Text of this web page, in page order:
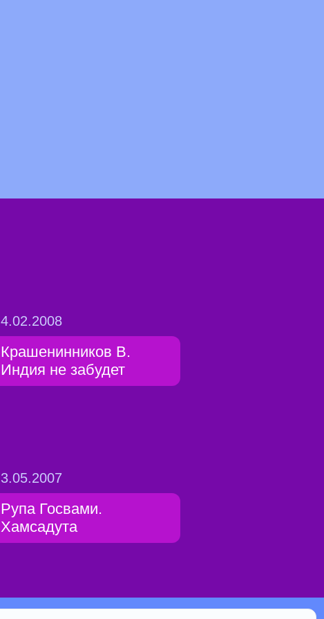
4.02.2008
Крашенинников В.
Индия не забудет
3.05.2007
Рупа Госвами.
Хамсадута